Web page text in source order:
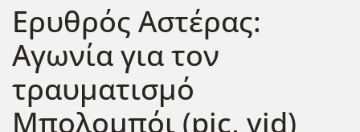
Ερυθρός Αστέρας:
Αγωνία για τον
τραυματισμό
Μπολομπόι (pic, vid)